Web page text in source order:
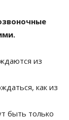
из
как из
быть только